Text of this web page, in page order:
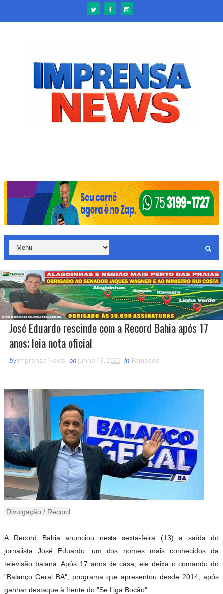
José Eduardo rescinde com a Record Bahia após 17
anos; leia nota oficial
by Imprensa News on junho 13, 2025 in Famosos
Divulgação / Record
A Record Bahia anunciou nesta sexta-feira (13) a saída do
jornalista José Eduardo, um dos nomes mais conhecidos da
televisão baiana. Após 17 anos de casa, ele deixa o comando do
"Balanço Geral BA", programa que apresentou desde 2014, após
ganhar destaque à frente do "Se Liga Bocão".